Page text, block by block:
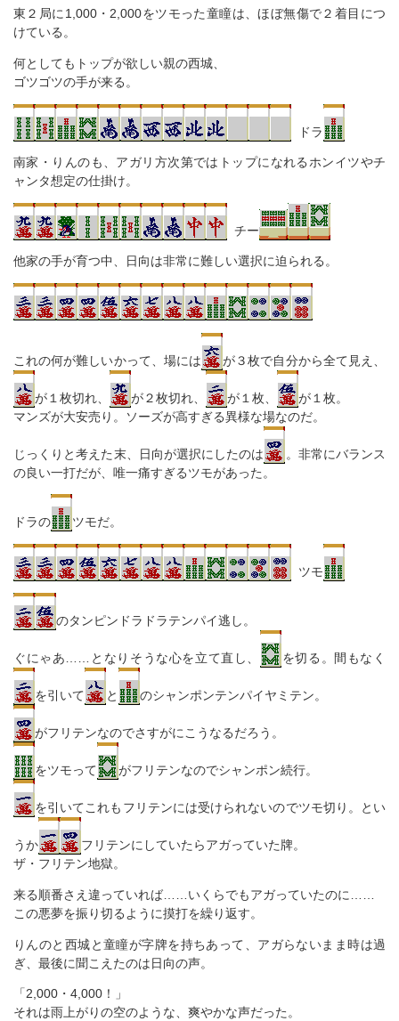
東２局に1,000・2,000をツモった童瞳は、ほぼ無傷で２着目につ
けている。
何としてもトップが欲しい親の西城、
ゴツゴツの手が来る。
ドラ
南家・りんのも、アガリ方次第ではトップになれるホンイツやチ
ャンタ想定の仕掛け。
チー
他家の手が育つ中、日向は非常に難しい選択に迫られる。
これの何が難しいかって、場には が３枚で自分から全て見え、
が１枚切れ、 が２枚切れ、 が１枚、
が１枚。
マンズが大安売り。ソーズが高すぎる異様な場なのだ。
じっくりと考えた末、日向が選択にしたのは
。非常にバランス
の良い一打だが、唯一痛すぎるツモがあった。
ドラの ツモだ。
ツモ
のタンピンドラドラテンパイ逃し。
ぐにゃあ……となりそうな心を立て直し、 を切る。間もなく
を引いて と のシャンポンテンパイヤミテン。
がフリテンなのでさすがにこうなるだろう。
をツモって がフリテンなのでシャンポン続行。
を引いてこれもフリテンには受けられないのでツモ切り。とい
うか
フリテンにしていたらアガっていた牌。
ザ・フリテン地獄。
来る順番さえ違っていれば……いくらでもアガっていたのに……
この悪夢を振り切るように摸打を繰り返す。
りんのと西城と童瞳が字牌を持ちあって、アガらないまま時は過
ぎ、最後に聞こえたのは日向の声。
「2,000・4,000！」
それは雨上がりの空のような、爽やかな声だった。